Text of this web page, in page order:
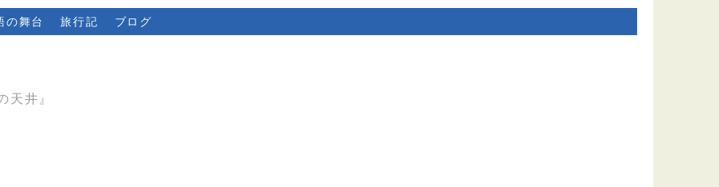
の舞台 旅行記 ブログ
天井』